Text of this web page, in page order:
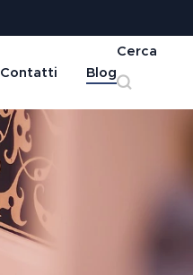
Contatti Blog
Cerca